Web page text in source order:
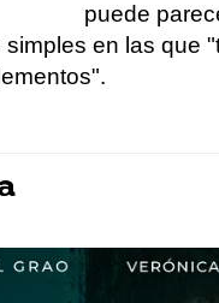
puede
simples en las que
llevar una